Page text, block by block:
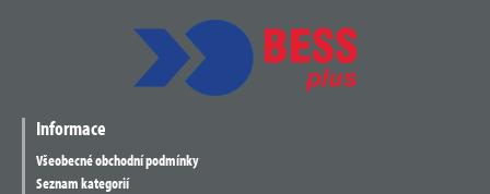
Informace
Všeobecné obchodní podmínky
Seznam kategorií